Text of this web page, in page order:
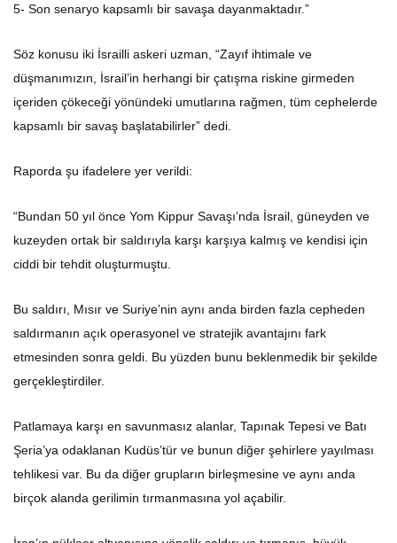
5- Son senaryo kapsamlı bir savaşa dayanmaktadır.”
Söz konusu iki İsrailli askeri uzman, “Zayıf ihtimale ve
düşmanımızın, İsrail’in herhangi bir çatışma riskine girmeden
içeriden çökeceği yönündeki umutlarına rağmen, tüm cephelerde
kapsamlı bir savaş başlatabilirler” dedi.
Raporda şu ifadelere yer verildi:
“Bundan 50 yıl önce Yom Kippur Savaşı’nda İsrail, güneyden ve
kuzeyden ortak bir saldırıyla karşı karşıya kalmış ve kendisi için
ciddi bir tehdit oluşturmuştu.
Bu saldırı, Mısır ve Suriye’nin aynı anda birden fazla cepheden
saldırmanın açık operasyonel ve stratejik avantajını fark
etmesinden sonra geldi. Bu yüzden bunu beklenmedik bir şekilde
gerçekleştirdiler.
Patlamaya karşı en savunmasız alanlar, Tapınak Tepesi ve Batı
Şeria’ya odaklanan Kudüs’tür ve bunun diğer şehirlere yayılması
tehlikesi var. Bu da diğer grupların birleşmesine ve aynı anda
birçok alanda gerilimin tırmanmasına yol açabilir.